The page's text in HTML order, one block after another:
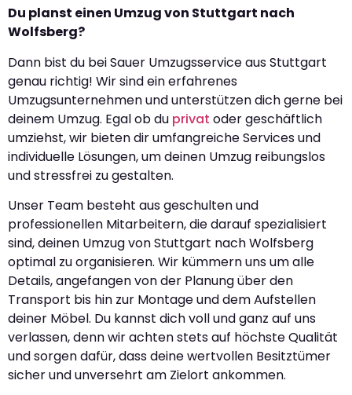
Du planst einen Umzug von Stuttgart nach
Wolfsberg?
Dann bist du bei Sauer Umzugsservice aus Stuttgart
genau richtig! Wir sind ein erfahrenes
Umzugsunternehmen und unterstützen dich gerne bei
deinem Umzug. Egal ob du privat oder geschäftlich
umziehst, wir bieten dir umfangreiche Services und
individuelle Lösungen, um deinen Umzug reibungslos
und stressfrei zu gestalten.
Unser Team besteht aus geschulten und
professionellen Mitarbeitern, die darauf spezialisiert
sind, deinen Umzug von Stuttgart nach Wolfsberg
optimal zu organisieren. Wir kümmern uns um alle
Details, angefangen von der Planung über den
Transport bis hin zur Montage und dem Aufstellen
deiner Möbel. Du kannst dich voll und ganz auf uns
verlassen, denn wir achten stets auf höchste Qualität
und sorgen dafür, dass deine wertvollen Besitztümer
sicher und unversehrt am Zielort ankommen.